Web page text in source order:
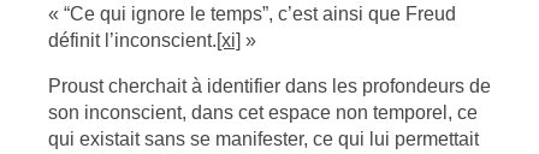
« “Ce qui ignore le temps”, c’est ainsi que Freud
définit l’inconscient.[xi] »
Proust cherchait à identifier dans les profondeurs de
son inconscient, dans cet espace non temporel, ce
qui existait sans se manifester, ce qui lui permettait